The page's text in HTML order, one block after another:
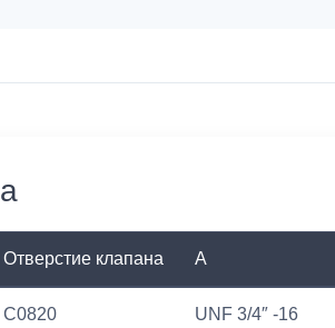
Отверстие клапана A
C0820 UNF 3/4″ -16